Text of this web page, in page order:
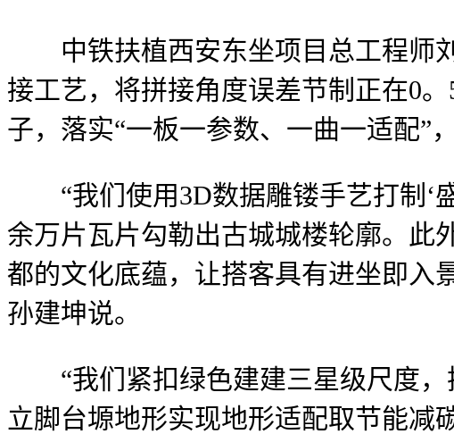
中铁扶植西安东坐项目总工程师刘
接工艺，将拼接角度误差节制正在0
子，落实“一板一参数、一曲一适配”
“我们使用3D数据雕镂手艺打制‘
余万片瓦片勾勒出古城城楼轮廓。此
都的文化底蕴，让搭客具有进坐即入
孙建坤说。
“我们紧扣绿色建建三星级尺度，
立脚台塬地形实现地形适配取节能减